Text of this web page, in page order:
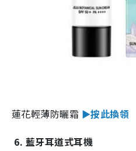
蓮花輕薄防曬霜 ►按此換領
6. 藍牙耳道式耳機